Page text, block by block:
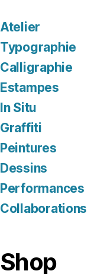
Atelier
Typographie
Calligraphie
Estampes
In Situ
Graffiti
Peintures
Dessins
Performances
Collaborations
Shop